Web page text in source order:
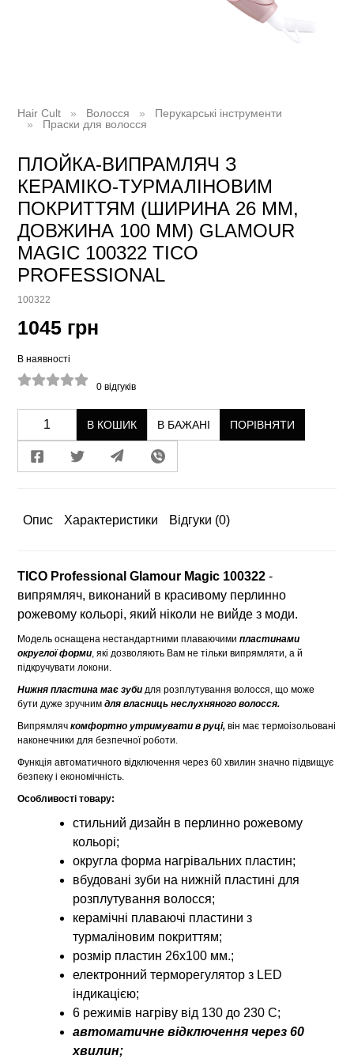
Hair Cult Волосся
Перукарські інструменти
Праски для волосся
ПЛОЙКА-ВИПРАМЛЯЧ З
КЕРАМІКО-ТУРМАЛІНОВИМ
ПОКРИТТЯМ (ШИРИНА 26 ММ,
ДОВЖИНА 100 ММ) GLAMOUR
MAGIC 100322 TICO
PROFESSIONAL
100322
1045 грн
В наявності
0 відгуків
В КОШИК В БАЖАНІ ПОРІВНЯТИ
Опис Характеристики Відгуки (0)
TICO Professional Glamour Magic 100322 -
випрямляч, виконаний в красивому перлинно
рожевому кольорі, який ніколи не вийде з моди.
Модель оснащена нестандартними плаваючимипластинами
округлої форми, які дозволяють Вам не тільки випрямляти, а й
підкручувати локони.
Нижня пластина має зуби для розплутування волосся, що може
бути дуже зручнимдля власниць неслухняного волосся.
Випрямлячкомфортно утримувати в руці, він має термоізольовані
наконечники для безпечної роботи.
Функція автоматичного відключення через 60 хвилин значно підвищує
безпеку і економічність.
Особливості товару:
стильний дизайн в перлинно рожевому
кольорі;
округла форма нагрівальних пластин;
вбудовані зуби на нижній пластині для
розплутування волосся;
керамічні плаваючі пластини з
турмаліновим покриттям;
розмір пластин 26x100 мм.;
електронний терморегулятор з LED
індикацією;
6 режимів нагріву від 130 до 230 C;
автоматичне відключення через 60
хвилин;